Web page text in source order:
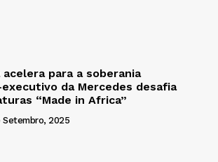
acelera para a soberania
da Mercedes desafia
“Made in Africa”
Setembro, 2025